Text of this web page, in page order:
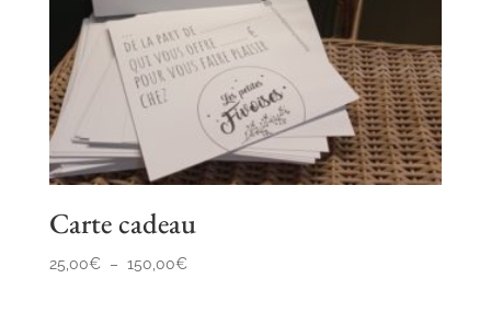
Carte cadeau
25,00€ – 150,00€Plage